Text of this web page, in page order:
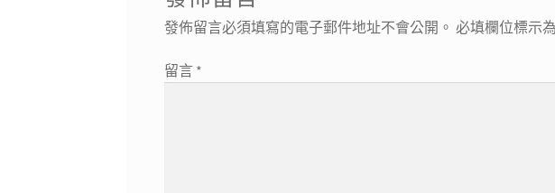
發佈留言必須填寫的電子郵件地址不會公開。 必填欄位標示為
留言 *